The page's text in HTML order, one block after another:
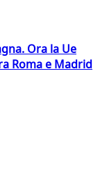
Ora la Ue
Roma e Madrid